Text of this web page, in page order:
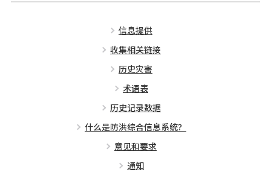
信息提供
收集相关链接
历史灾害
术语表
历史记录数据
什么是防洪综合信息系统？
意见和要求
通知